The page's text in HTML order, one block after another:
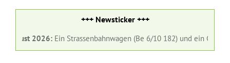
+++ Newsticker +++
2026: Ein Strassenbahnwagen (Be 6/10 182) und ein Gelenkbus